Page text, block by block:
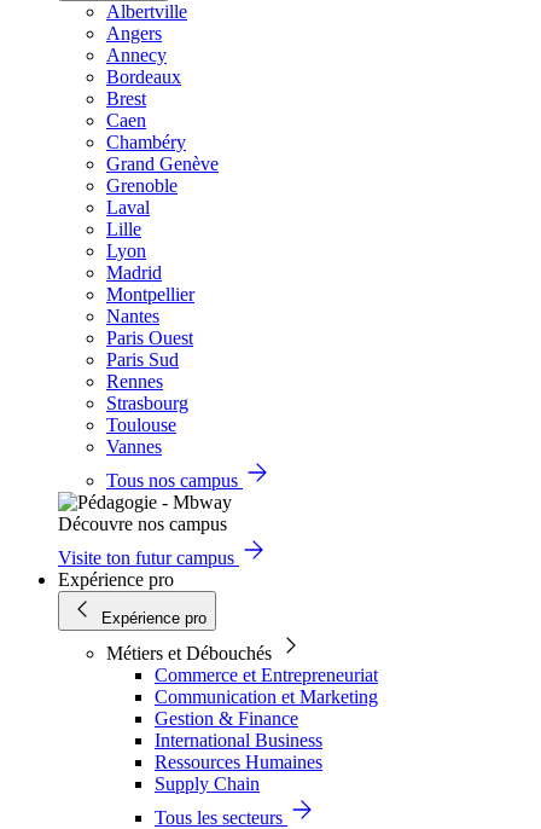
Albertville
Angers
Annecy
Bordeaux
Brest
Caen
Chambéry
Grand Genève
Grenoble
Laval
Lille
Lyon
Madrid
Montpellier
Nantes
Paris Ouest
Paris Sud
Rennes
Strasbourg
Toulouse
Vannes
Tous nos campus
Découvre nos campus
Visite ton futur campus
Expérience pro
Expérience pro
Métiers et Débouchés
Commerce et Entrepreneuriat
Communication et Marketing
Gestion & Finance
International Business
Ressources Humaines
Supply Chain
Tous les secteurs